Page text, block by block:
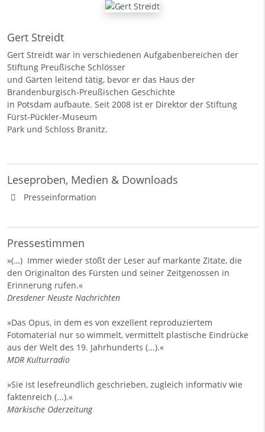
Gert Streidt
Gert Streidt war in verschiedenen Aufgabenbereichen der
Stiftung Preußische Schlösser
und Gärten leitend tätig, bevor er das Haus der
Brandenburgisch-Preußischen Geschichte
in Potsdam aufbaute. Seit 2008 ist er Direktor der Stiftung
Fürst-Pückler-Museum
Park und Schloss Branitz.
Leseproben, Medien & Downloads
Presseinformation
Pressestimmen
»(…) Immer wieder stößt der Leser auf markante Zitate, die
den Originalton des Fürsten und seiner Zeitgenossen in
Erinnerung rufen.«
Dresdener Neuste Nachrichten
»Das Opus, in dem es von exzellent reproduziertem
Fotomaterial nur so wimmelt, vermittelt plastische Eindrücke
aus der Welt des 19. Jahrhunderts (...).«
MDR Kulturradio
»Sie ist lesefreundlich geschrieben, zugleich informativ wie
faktenreich (...).«
Märkische Oderzeitung